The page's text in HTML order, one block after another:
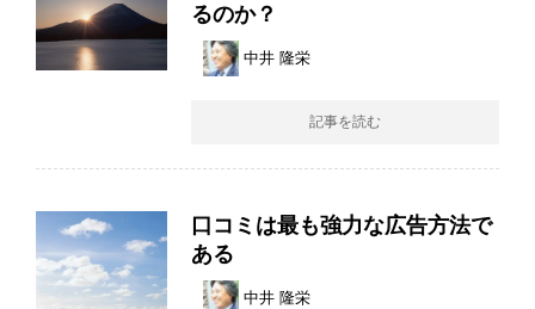
るのか？
中井 隆栄
記事を読む
口コミは最も強力な広告方法で
ある
中井 隆栄